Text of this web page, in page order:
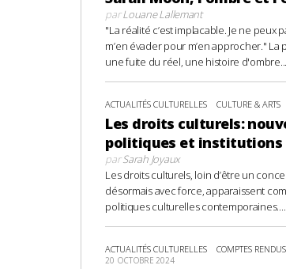
parLouane Lallemant
"La réalité c’est implacable. Je ne peux
m’en évader pour m’en approcher."
une fuite du réel, une histoire d'ombre...
ACTUALITÉS CULTURELLES CULTURE & ARTS
Les droits culturels:
politiques et institutions
parSarah Joyaux
Les droits culturels, loin d’être un
désormais avec force, apparaissent
politiques culturelles contemporaines....
ACTUALITÉS CULTURELLES COMPTES
20 OCTOBRE 2024